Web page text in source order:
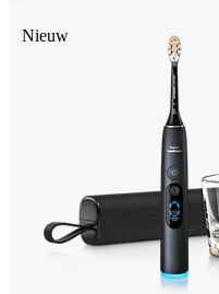
Nieuw